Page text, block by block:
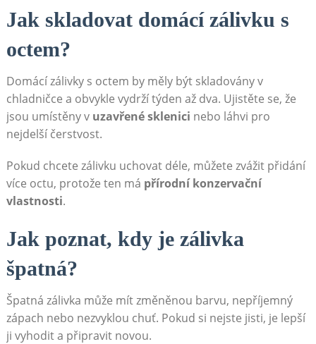
Jak ‍skladovat domácí zálivku⁣ s
octem?
Domácí zálivky s octem by měly být ⁢skladovány v
chladničce a ⁣obvykle vydrží ⁤týden až dva.⁢ Ujistěte se, že
jsou​ umístěny v uzavřené sklenici ​nebo⁤ láhvi pro
nejdelší čerstvost.
Pokud chcete zálivku uchovat déle, můžete zvážit přidání
více octu, protože⁤ ten má přírodní konzervační
vlastnosti.
Jak poznat,⁣ kdy je zálivka
špatná?
Špatná zálivka může mít ​změněnou barvu, nepříjemný
zápach⁢ nebo nezvyklou chuť. Pokud si nejste jisti, je lepší
ji vyhodit a připravit novou.